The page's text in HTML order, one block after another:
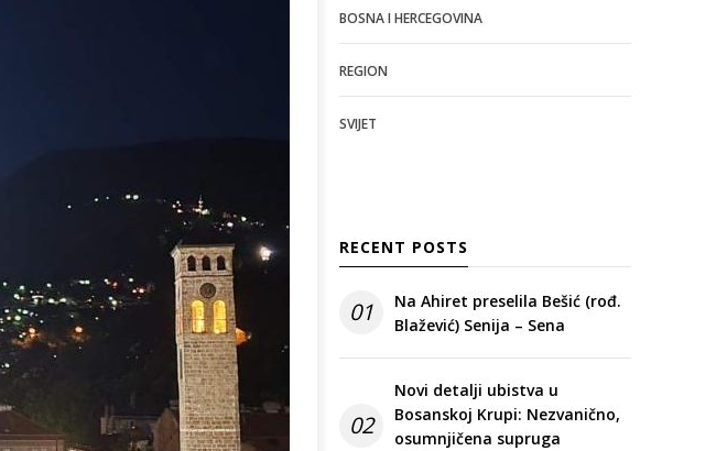
BOSNA I HERCEGOVINA
REGION
SVIJET
RECENT POSTS
01
Na Ahiret preselila Bešić (rođ.
Blažević) Senija – Sena
02
Novi detalji ubistva u
Bosanskoj Krupi: Nezvanično,
osumnjičena supruga